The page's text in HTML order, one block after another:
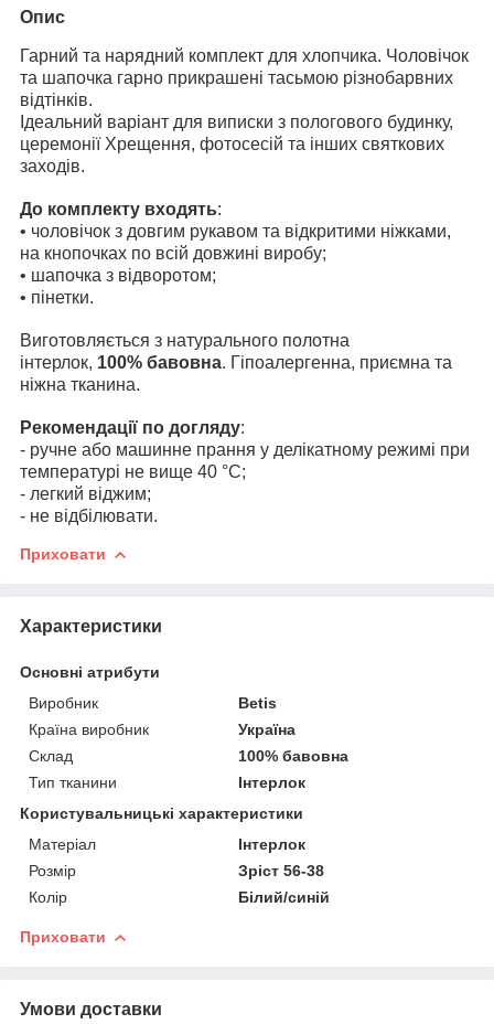
Опис
Гарний та нарядний комплект для хлопчика. Чоловічок
та шапочка гарно прикрашені тасьмою різнобарвних
відтінків.
Ідеальний варіант для виписки з пологового будинку,
церемонії Хрещення, фотосесій та інших святкових
заходів.
До комплекту входять:
• чоловічок з довгим рукавом та відкритими ніжками,
на кнопочках по всій довжині виробу;
• шапочка з відворотом;
• пінетки.
Виготовляється з натурального полотна
інтерлок, 100% бавовна. Гіпоалергенна, приємна та
ніжна тканина.
Рекомендації по догляду:
- ручне або машинне прання у делікатному режимі при
температурі не вище 40 °С;
- легкий віджим;
- не відбілювати.
Приховати
Характеристики
Основні атрибути
Виробник
Betis
Країна виробник
Україна
Склад
100% бавовна
Тип тканини
Інтерлок
Користувальницькі характеристики
Матеріал
Інтерлок
Розмір
Зріст 56-38
Колір
Білий/синій
Приховати
Умови доставки